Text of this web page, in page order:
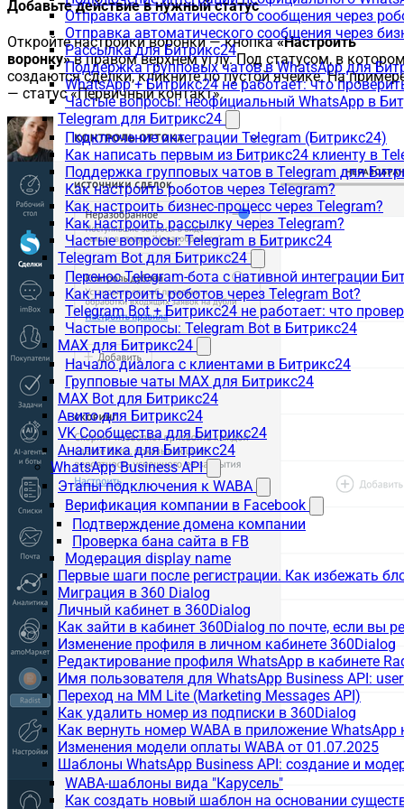
Отправка автоматического сообщения через
Отправка автоматического сообщения через
Рассылка для Битрикс24
Поддержка групповых чатов в WhatsApp для
WhatsApp + Битрикс24 не работает: что
Частые вопросы: неофициальный WhatsApp в
Telegram для Битрикс24
Подключение интеграции Telegram (Битрикс24)
Как написать первым из Битрикс24 клиенту в
Поддержка групповых чатов в Telegram для
Как настроить роботов через Telegram?
Как настроить бизнес-процесс через Telegram?
Как настроить рассылку через Telegram?
Частые вопросы: Telegram в Битрикс24
Telegram Bot для Битрикс24
Перенос Telegram-бота с нативной интеграции
Как настроить роботов через Telegram Bot?
Telegram Bot + Битрикс24 не работает: что
Частые вопросы: Telegram Bot в Битрикс24
MAX для Битрикс24
Начало диалога с клиентами в Битрикс24
Групповые чаты MAX для Битрикс24
MAX Bot для Битрикс24
Авито для Битрикс24
VK Сообщества для Битрикс24
Аналитика для Битрикс24
WhatsApp Business API
Этапы подключения к WABA
Верификация компании в Facebook
Подтверждение домена компании
Проверка бана сайта в FB
Модерация display name
Первые шаги после регистрации. Как избежать
Миграция в 360 Dialog
Личный кабинет в 360Dialog
Как зайти в кабинет 360Dialog по почте, если вы
Изменение профиля в личном кабинете 360Dialog
Редактирование профиля WhatsApp в кабинете
Имя пользователя для WhatsApp Business API:
Переход на MM Lite (Marketing Messages API)
Как удалить номер из подписки в 360Dialog
Как вернуть номер WABA в приложение WhatsApp
Изменения модели оплаты WABA от 01.07.2025
Шаблоны WhatsApp Business API: создание и
WABA-шаблоны вида "Карусель"
Как создать новый шаблон на основании
Добавьте действие в нужный статус
Откройте настройки воронки — кнопка«Настроить
воронку»в правом верхнем углу. Под статусом, в
создаются сделки, кликните по пустой ячейке. На
— статус «Первичный контакт».